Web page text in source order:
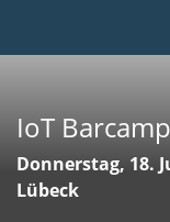
IoT
Donnerstag, 18.
Lübeck